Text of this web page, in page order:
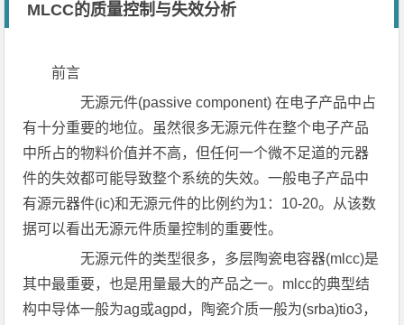
MLCC的质量控制与失效分析
前言
无源元件(passive component) 在电子产品中占
有十分重要的地位。虽然很多无源元件在整个电子产品
中所占的物料价值并不高，但任何一个微不足道的元器
件的失效都可能导致整个系统的失效。一般电子产品中
有源元器件(ic)和无源元件的比例约为1：10-20。从该数
据可以看出无源元件质量控制的重要性。
无源元件的类型很多，多层陶瓷电容器(mlcc)是
其中最重要，也是用量最大的产品之一。mlcc的典型结
构中导体一般为ag或agpd，陶瓷介质一般为(srba)tio3，